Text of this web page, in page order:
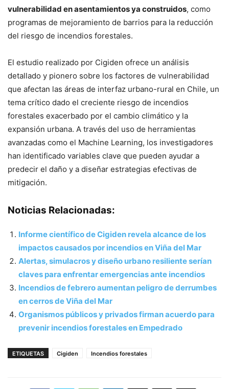
vulnerabilidad en asentamientos ya construidos, como
programas de mejoramiento de barrios para la reducción
del riesgo de incendios forestales.
El estudio realizado por Cigiden ofrece un análisis
detallado y pionero sobre los factores de vulnerabilidad
que afectan las áreas de interfaz urbano-rural en Chile, un
tema crítico dado el creciente riesgo de incendios
forestales exacerbado por el cambio climático y la
expansión urbana. A través del uso de herramientas
avanzadas como el Machine Learning, los investigadores
han identificado variables clave que pueden ayudar a
predecir el daño y a diseñar estrategias efectivas de
mitigación.
Noticias Relacionadas:
Informe científico de Cigiden revela alcance de los
impactos causados por incendios en Viña del Mar
Alertas, simulacros y diseño urbano resiliente serían
claves para enfrentar emergencias ante incendios
Incendios de febrero aumentan peligro de derrumbes
en cerros de Viña del Mar
Organismos públicos y privados firman acuerdo para
prevenir incendios forestales en Empedrado
ETIQUETAS Cigiden Incendios forestales